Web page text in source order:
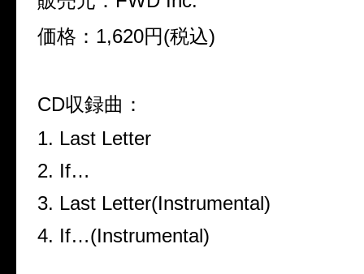
価格： 1,620円(税込)
CD収録曲：
1. Last Letter
2. If…
3. Last Letter(Instrumental)
4. If…(Instrumental)